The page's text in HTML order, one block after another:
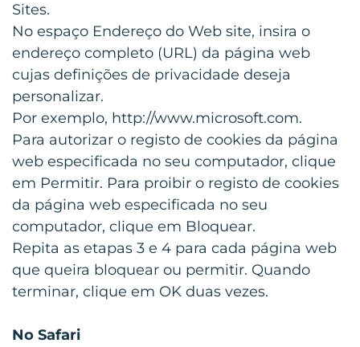
Sites.
No espaço Endereço do Web site, insira o
endereço completo (URL) da página web
cujas definições de privacidade deseja
personalizar.
Por exemplo, http://www.microsoft.com.
Para autorizar o registo de cookies da página
web especificada no seu computador, clique
em Permitir. Para proibir o registo de cookies
da página web especificada no seu
computador, clique em Bloquear.
Repita as etapas 3 e 4 para cada página web
que queira bloquear ou permitir. Quando
terminar, clique em OK duas vezes.
No Safari